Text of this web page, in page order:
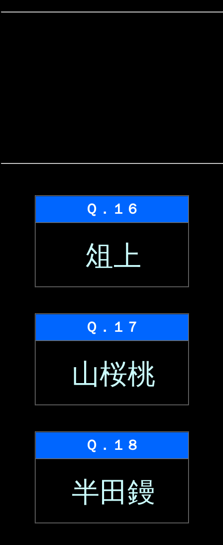
Ｑ．１６
俎上
Ｑ．１７
山桜桃
Ｑ．１８
半田鏝